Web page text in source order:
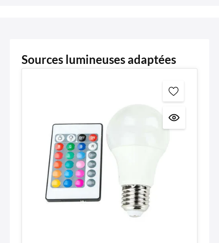
Sources lumineuses adaptées